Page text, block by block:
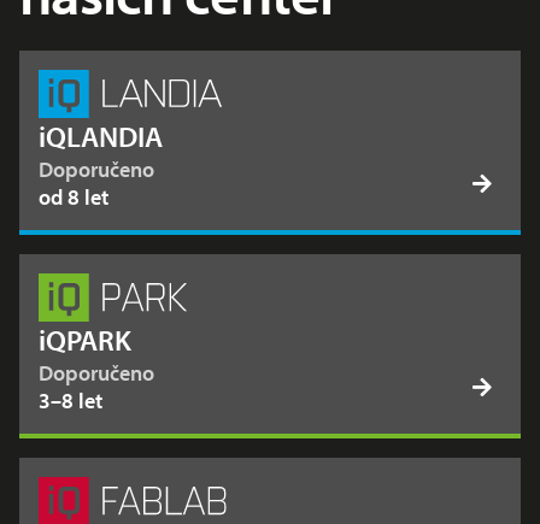
iQLANDIA
Doporučeno
od 8 let
iQPARK
Doporučeno
3–8 let